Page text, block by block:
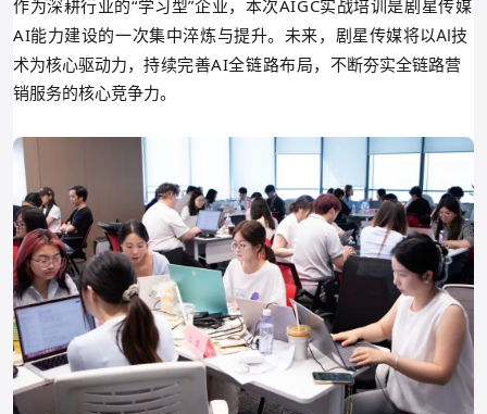
作为深耕行业的“学习型”企业，本次AIGC实战培训是剧星传媒
AI能力建设的一次集中淬炼与提升。未来，剧星传媒将以AI技
术为核心驱动力， 持续完善AI全链路布局， 不断夯实全链路营
销服务的核心竞争力。